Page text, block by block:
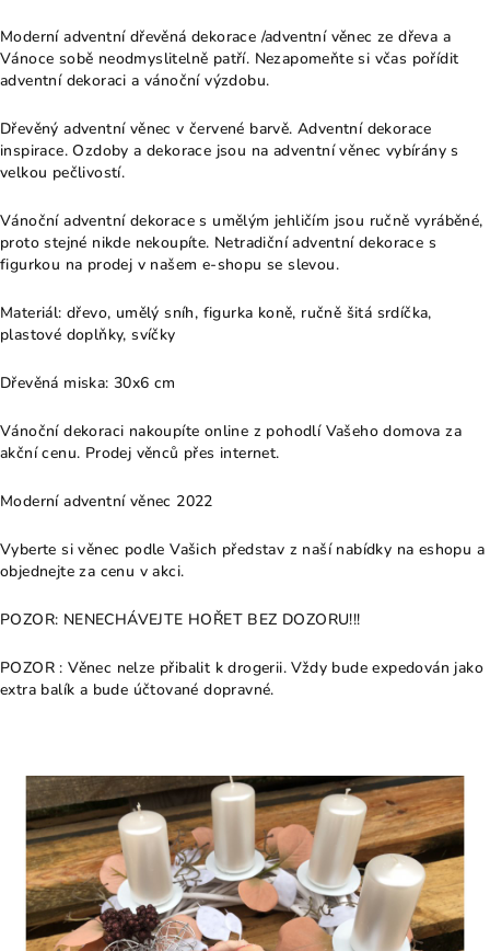
Moderní adventní dřevěná dekorace /adventní věnec ze dřeva a
Vánoce sobě neodmyslitelně patří. Nezapomeňte si včas pořídit
adventní dekoraci a vánoční výzdobu.
Dřevěný adventní věnec v červené barvě. Adventní dekorace
inspirace. Ozdoby a dekorace jsou na adventní věnec vybírány s
velkou pečlivostí.
Vánoční adventní dekorace s umělým jehličím jsou ručně vyráběné,
proto stejné nikde nekoupíte. Netradiční adventní dekorace s
figurkou na prodej v našem e-shopu se slevou.
Materiál: dřevo, umělý sníh, figurka koně, ručně šitá srdíčka,
plastové doplňky, svíčky
Dřevěná miska: 30x6 cm
Vánoční dekoraci nakoupíte online z pohodlí Vašeho domova za
akční cenu. Prodej věnců přes internet.
Moderní adventní věnec 2022
Vyberte si věnec podle Vašich představ z naší nabídky na eshopu a
objednejte za cenu v akci.
POZOR: NENECHÁVEJTE HOŘET BEZ DOZORU!!!
POZOR : Věnec nelze přibalit k drogerii. Vždy bude expedován jako
extra balík a bude účtované dopravné.